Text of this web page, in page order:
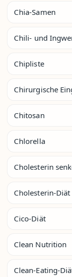
Chia-Samen
Chili- und
Chipliste
Chirurgische
Chitosan
Chlorella
Cholesterin
Cholesterin-Diät
Cico-Diät
Clean Nutrition
Clean-Eating-